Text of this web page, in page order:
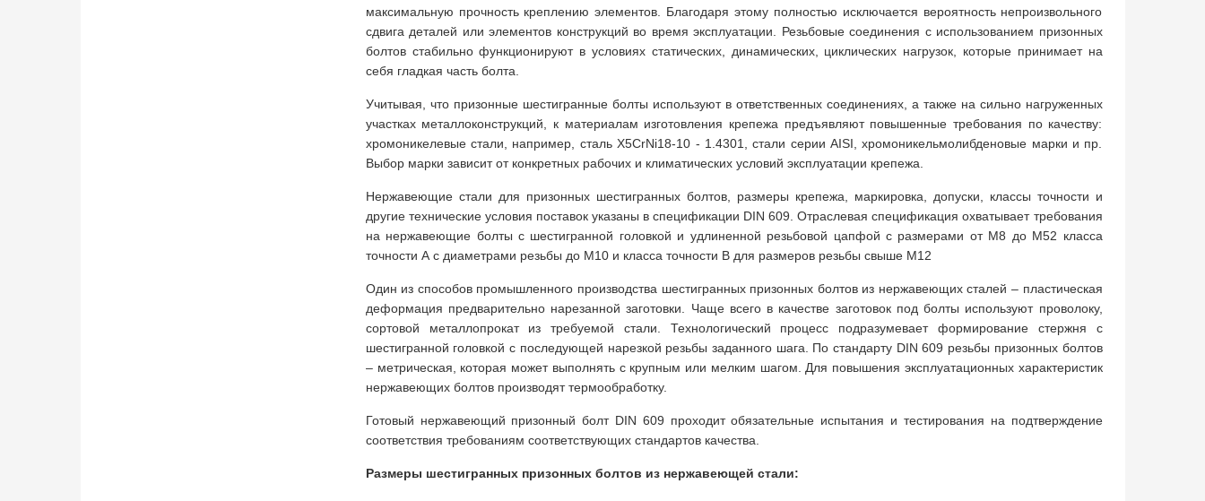
максимальную прочность креплению элементов. Благодаря этому полностью исключается вероятность непроизвольного
сдвига деталей или элементов конструкций во время эксплуатации. Резьбовые соединения с использованием призонных
болтов стабильно функционируют в условиях статических, динамических, циклических нагрузок, которые принимает на
себя гладкая часть болта.
Учитывая, что призонные шестигранные болты используют в ответственных соединениях, а также на сильно нагруженных
участках металлоконструкций, к материалам изготовления крепежа предъявляют повышенные требования по качеству:
хромоникелевые стали, например, сталь X5CrNi18-10 - 1.4301, стали серии AISI, хромоникельмолибденовые марки и пр.
Выбор марки зависит от конкретных рабочих и климатических условий эксплуатации крепежа.
Нержавеющие стали для призонных шестигранных болтов, размеры крепежа, маркировка, допуски, классы точности и
другие технические условия поставок указаны в спецификации DIN 609. Отраслевая спецификация охватывает требования
на нержавеющие болты с шестигранной головкой и удлиненной резьбовой цапфой с размерами от M8 до М52 класса
точности А с диаметрами резьбы до M10 и класса точности B для размеров резьбы свыше M12
Один из способов промышленного производства шестигранных призонных болтов из нержавеющих сталей – пластическая
деформация предварительно нарезанной заготовки. Чаще всего в качестве заготовок под болты используют проволоку,
сортовой металлопрокат из требуемой стали. Технологический процесс подразумевает формирование стержня с
шестигранной головкой с последующей нарезкой резьбы заданного шага. По стандарту DIN 609 резьбы призонных болтов
– метрическая, которая может выполнять с крупным или мелким шагом. Для повышения эксплуатационных характеристик
нержавеющих болтов производят термообработку.
Готовый нержавеющий призонный болт DIN 609 проходит обязательные испытания и тестирования на подтверждение
соответствия требованиям соответствующих стандартов качества.
Размеры шестигранных призонных болтов из нержавеющей стали: